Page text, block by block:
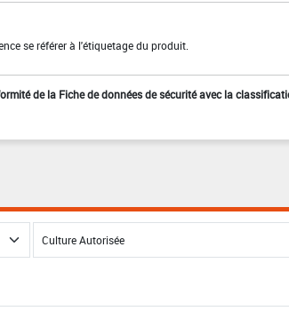
se référer à l'étiquetage du produit.
de la Fiche de données de sécurité avec la